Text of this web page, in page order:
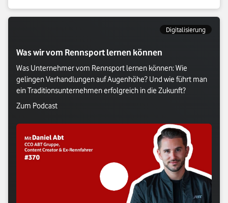
Digitalisierung
Was wir vom Rennsport lernen können
Was Unternehmer vom Rennsport lernen können: Wie
gelingen Verhandlungen auf Augenhöhe? Und wie führt man
ein Traditionsunternehmen erfolgreich in die Zukunft?
Verlasse Vodafone Webseite: Zum Podcast
Zum Podcast
Verlasse Vodafone Webseite: Zum